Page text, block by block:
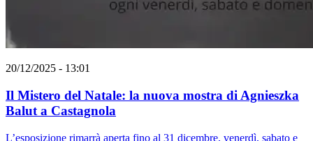
20/12/2025 - 13:01
Il Mistero del Natale: la nuova mostra di Agnieszka
Balut a Castagnola
L’esposizione rimarrà aperta fino al 31 dicembre, venerdì, sabato e